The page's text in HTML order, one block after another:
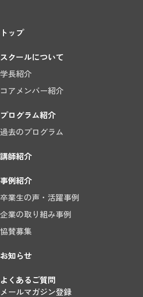
トップ
スクールについて
学長紹介
コアメンバー紹介
プログラム紹介
過去のプログラム
講師紹介
事例紹介
卒業生の声・活躍事例
企業の取り組み事例
協賛募集
お知らせ
よくあるご質問
メールマガジン登録